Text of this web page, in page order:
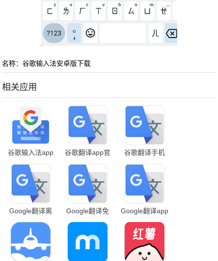
名称：谷歌输入法安卓版下载
相关应用
谷歌输入法app
下载
谷歌翻译app官
方正版
谷歌翻译手机
Google翻译离
线最新版
Google翻译免
费手机版
Google翻译app
下载